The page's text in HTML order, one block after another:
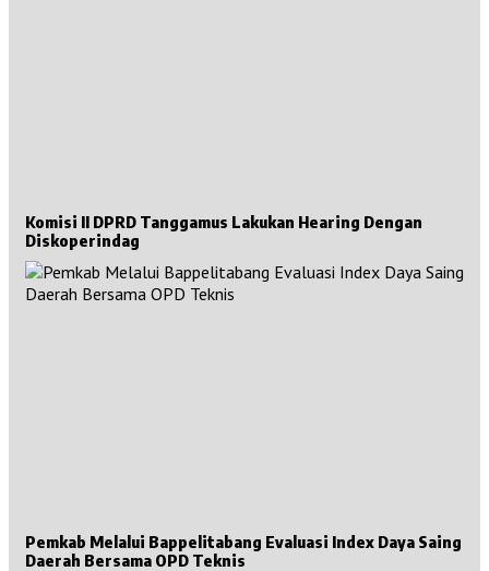
Komisi II DPRD Tanggamus Lakukan Hearing Dengan
Diskoperindag
Pemkab Melalui Bappelitabang Evaluasi Index Daya Saing
Daerah Bersama OPD Teknis